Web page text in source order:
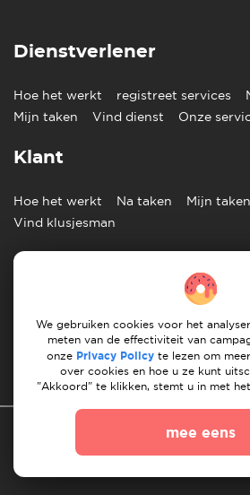
Dienstverlener
Hoe het werkt registreet services
Mijn taken
Vind dienst Onze
Klant
Hoe het werkt Na taken Mijn taken
Vind klusjesman
Informatie
Klantenservice
Nederlands
We gebruiken cookies voor het
meten van de effectiviteit van
onze Privacy Policy te lezen om
over cookies en hoe u ze kunt
"Akkoord" te klikken, stemt u in met
mee eens